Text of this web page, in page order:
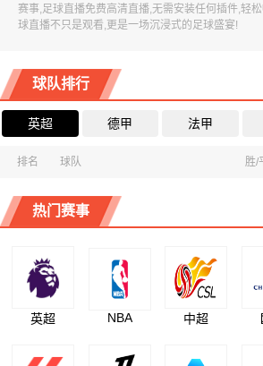
赛事,足球直播免费高清直播,无需安装任何插件,轻
球直播不只是观看,更是一场沉浸式的足球盛宴!
球队排行
英超 德甲 法甲
排名 球队 胜/
热门赛事
英超 NBA 中超